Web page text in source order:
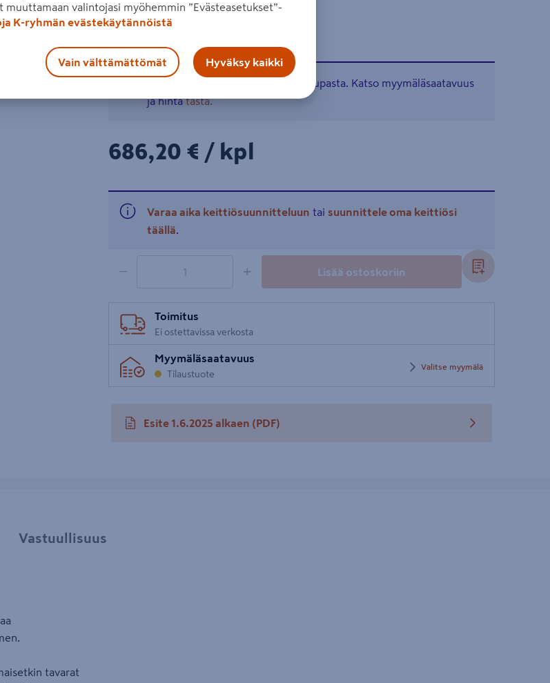
Lue koko tuotekuvaus
Katso liitetiedostot
Tuote ei ole ostettavissa verkkokaupasta. Katso myymäläsaatavuus
ja hintatästä.
686,20€/kpl
686,20 € / kpl
Varaa aika keittiösuunnitteluun tai suunnittele oma keittiösi
täällä
− + Lisää ostoskoriin
Toimitus
Ei ostettavissa verkosta
Myymäläsaatavuus
Tilaustuote
Valitse myymälä
Esite 1.6.2025 alkaen (PDF)
avautuu uuteen välilehteen
Vastuullisuus
tavarat
muuttamaan valintojasi myöhemmin ”Evästeasetukset”-
K-ryhmän evästekäytännöistä
Vain välttämättömät Hyväksy kaikki